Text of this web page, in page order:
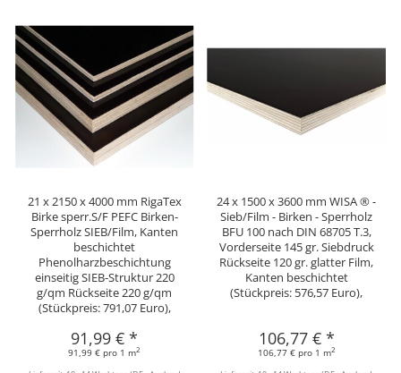
21 x 2150 x 4000 mm RigaTex
Birke sperr.S/F PEFC Birken-
Sperrholz SIEB/Film, Kanten
beschichtet
Phenolharzbeschichtung
einseitig SIEB-Struktur 220
g/qm Rückseite 220 g/qm
(Stückpreis: 791,07 Euro),
91,99 €*
91,99 € pro 1 m2
24 x 1500 x 3600 mm WISA ® -
Sieb/Film - Birken - Sperrholz
BFU 100 nach DIN 68705 T.3,
Vorderseite 145 gr. Siebdruck
Rückseite 120 gr. glatter Film,
Kanten beschichtet
(Stückpreis: 576,57 Euro),
106,77 € *
106,77 € pro 1 m2